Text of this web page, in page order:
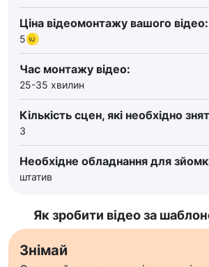
Ціна відеомонтажу вашого відео:
5
Час монтажу відео:
25-35 хвилин
Кількість сцен, які необхідно
3
Необхідне обладнання для
штатив
Як зробити відео за
Знімай